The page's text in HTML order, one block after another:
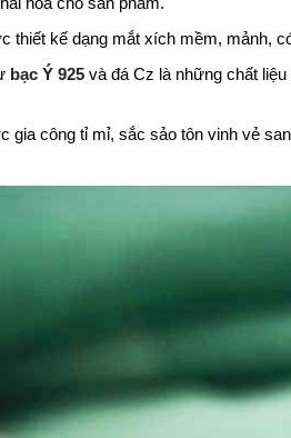
thiết kế dạng mắt xích mềm, mảnh,
bạc Ý 925 và đá Cz là những chất
gia công tỉ mỉ, sắc sảo tôn vinh vẻ